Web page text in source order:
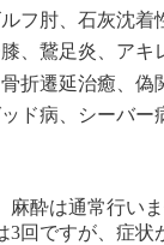
フ肘、 石灰沈着
、鵞足炎、 アキ
折遷延治癒、偽
ド病、シーバー
麻酔は通常行いま
3回ですが、症